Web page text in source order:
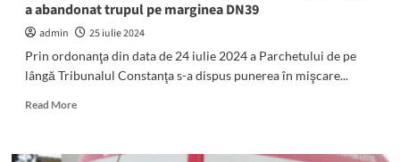
murit
două
a abandonat trupul pe marginea DN39
admin
25 iulie 2024
Prin ordonanţa din data de 24 iulie 2024 a Parchetului de pe
lângă Tribunalul Constanţa s-a dispus punerea în mişcare...
Read MoreRead
CRIMĂ